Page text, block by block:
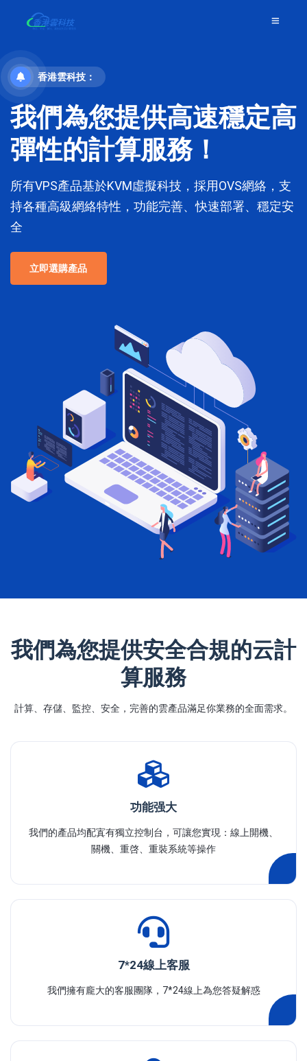
香港雲科技：
我們為您提供高速穩定高
彈性的計算服務！
所有VPS產品基於KVM虛擬科技，採用OVS網絡，支
持各種高級網絡特性，功能完善、快速部署、穩定安
全
立即選購產品
我們為您提供安全合規的云計
算服務
計算、存儲、監控、安全，完善的雲產品滿足你業務的全面需求。
功能强大
我們的產品均配寘有獨立控制台，可讓您實現：線上開機、
關機、重啓、重裝系統等操作
7*24線上客服
我們擁有龐大的客服團隊，7*24線上為您答疑解惑